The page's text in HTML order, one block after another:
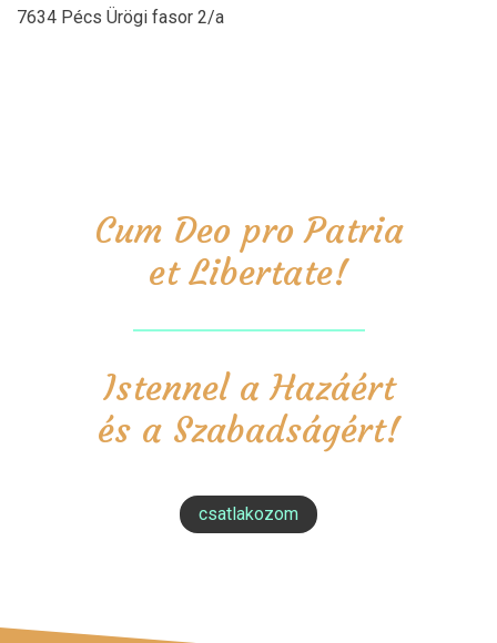
7634 Pécs Ürögi fasor 2/a
Cum Deo pro Patria
et Libertate!
Istennel a Hazáért
és a Szabadságért!
csatlakozom